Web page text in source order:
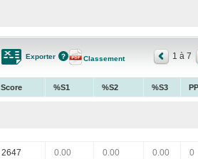
Exporter Classement 1 à 7
Score %S1 %S2 %S3
2647 0.00 0.00 0.00 0